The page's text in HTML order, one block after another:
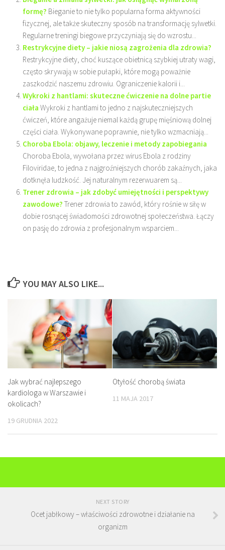
formę? Bieganie to nie tylko popularna forma aktywności
fizycznej, ale także skuteczny sposób na transformację sylwetki.
Regularne treningi biegowe przyczyniają się do wzrostu...
Restrykcyjne diety – jakie niosą zagrożenia dla zdrowia?
Restrykcyjne diety, choć kuszące obietnicą szybkiej utraty wagi,
często skrywają w sobie pułapki, które mogą poważnie
zaszkodzić naszemu zdrowiu. Ograniczenie kalorii i...
Wykroki z hantlami: skuteczne ćwiczenie na dolne partie
ciała Wykroki z hantlami to jedno z najskuteczniejszych
ćwiczeń, które angażuje niemal każdą grupę mięśniową dolnej
części ciała. Wykonywane poprawnie, nie tylko wzmacniają...
Choroba Ebola: objawy, leczenie i metody zapobiegania
Choroba Ebola, wywołana przez wirus Ebola z rodziny
Filoviridae, to jedna z najgroźniejszych chorób zakaźnych, jaka
dotknęła ludzkość. Jej naturalnym rezerwuarem są...
Trener zdrowia – jak zdobyć umiejętności i perspektywy
zawodowe? Trener zdrowia to zawód, który rośnie w siłę w
dobie rosnącej świadomości zdrowotnej społeczeństwa. Łączy
on pasję do zdrowia z profesjonalnym wsparciem...
YOU MAY ALSO LIKE...
Jak wybrać najlepszego
kardiologa w Warszawie i
okolicach?
19 GRUDNIA 2022
Otyłość chorobą świata
11 MAJA 2017
NEXT STORY
Ocet jabłkowy – właściwości zdrowotne i działanie na
organizm